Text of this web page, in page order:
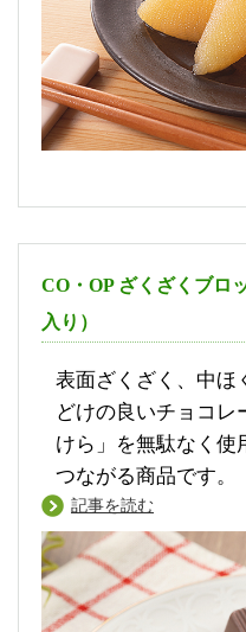
CO・OP ざくざくブロ
入り）
表面ざくざく、中ほ
どけの良いチョコレ
けら」を無駄なく使
つながる商品です。
記事を読む